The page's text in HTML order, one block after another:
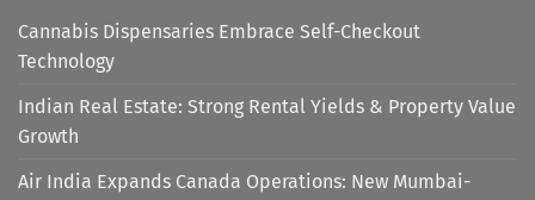
Cannabis Dispensaries Embrace Self-Checkout
Technology
Indian Real Estate: Strong Rental Yields & Property Value
Growth
Air India Expands Canada Operations: New Mumbai-